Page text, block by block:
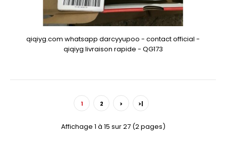
qiqiyg.com whatsapp darcyyupoo - contact official -
qiqiyg livraison rapide - QG173
1 2 > >|
Affichage 1 à 15 sur 27 (2 pages)